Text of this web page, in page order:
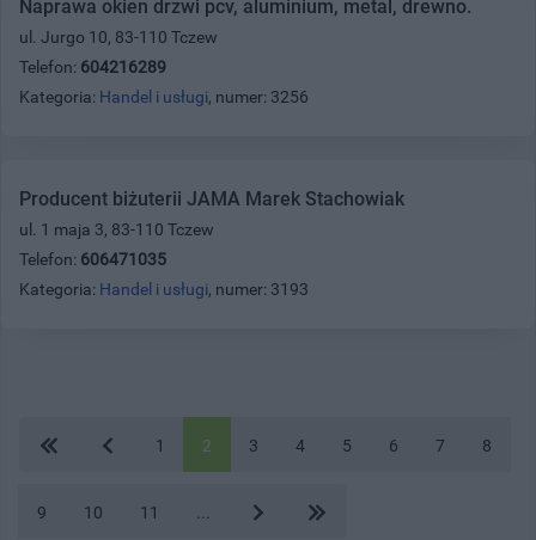
Naprawa okien drzwi pcv, aluminium, metal, drewno.
ul. Jurgo 10, 83-110 Tczew
Telefon: 604216289
Kategoria: Handel i usługi, numer: 3256
Producent biżuterii JAMA Marek Stachowiak
ul. 1 maja 3, 83-110 Tczew
Telefon: 606471035
Kategoria: Handel i usługi, numer: 3193
1 2 3 4 5 6 7 8
9 10 11